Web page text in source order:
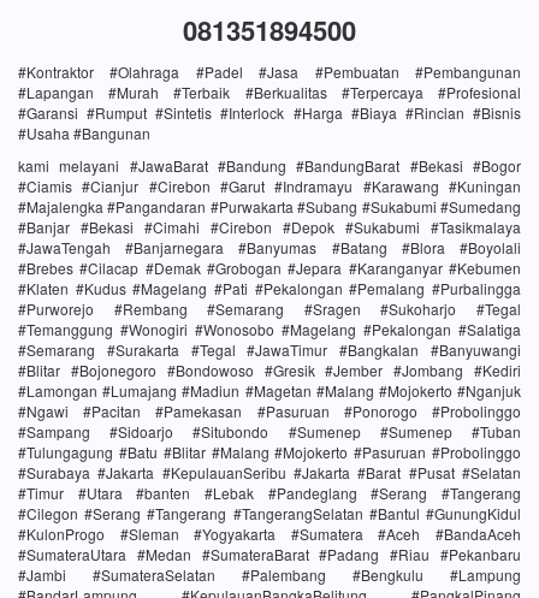
081351894500
#Kontraktor #Olahraga #Padel #Jasa #Pembuatan #Pembangunan
#Lapangan #Murah #Terbaik #Berkualitas #Terpercaya #Profesional
#Garansi #Rumput #Sintetis #Interlock #Harga #Biaya #Rincian #Bisnis
#Usaha #Bangunan
kami melayani #JawaBarat #Bandung #BandungBarat #Bekasi #Bogor
#Ciamis #Cianjur #Cirebon #Garut #Indramayu #Karawang #Kuningan
#Majalengka #Pangandaran #Purwakarta #Subang #Sukabumi #Sumedang
#Banjar #Bekasi #Cimahi #Cirebon #Depok #Sukabumi #Tasikmalaya
#JawaTengah #Banjarnegara #Banyumas #Batang #Blora #Boyolali
#Brebes #Cilacap #Demak #Grobogan #Jepara #Karanganyar #Kebumen
#Klaten #Kudus #Magelang #Pati #Pekalongan #Pemalang #Purbalingga
#Purworejo #Rembang #Semarang #Sragen #Sukoharjo #Tegal
#Temanggung #Wonogiri #Wonosobo #Magelang #Pekalongan #Salatiga
#Semarang #Surakarta #Tegal #JawaTimur #Bangkalan #Banyuwangi
#Blitar #Bojonegoro #Bondowoso #Gresik #Jember #Jombang #Kediri
#Lamongan #Lumajang #Madiun #Magetan #Malang #Mojokerto #Nganjuk
#Ngawi #Pacitan #Pamekasan #Pasuruan #Ponorogo #Probolinggo
#Sampang #Sidoarjo #Situbondo #Sumenep #Sumenep #Tuban
#Tulungagung #Batu #Blitar #Malang #Mojokerto #Pasuruan #Probolinggo
#Surabaya #Jakarta #KepulauanSeribu #Jakarta #Barat #Pusat #Selatan
#Timur #Utara #banten #Lebak #Pandeglang #Serang #Tangerang
#Cilegon #Serang #Tangerang #TangerangSelatan #Bantul #GunungKidul
#KulonProgo #Sleman #Yogyakarta #Sumatera #Aceh #BandaAceh
#SumateraUtara #Medan #SumateraBarat #Padang #Riau #Pekanbaru
#Jambi #SumateraSelatan #Palembang #Bengkulu #Lampung